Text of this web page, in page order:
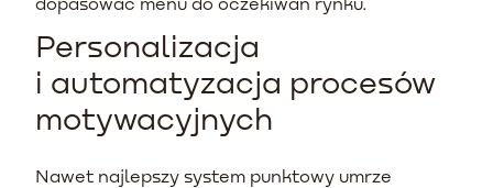
Personalizacja
i automatyzacja procesów
motywacyjnych
Nawet najlepszy system punktowy umrze